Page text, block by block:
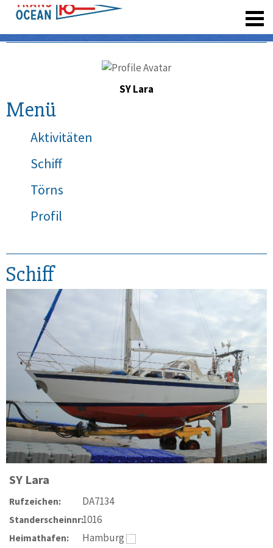
SY Lara
Menü
Aktivitäten
Schiff
Törns
Profil
Schiff
SY Lara
Rufzeichen: DA7134
Standerscheinnr:1016
Heimathafen: Hamburg